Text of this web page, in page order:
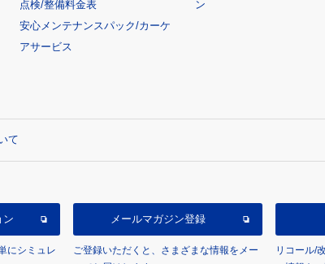
点検/整備料金表
安心メンテナンスパック/カーケ
アサービス
ン
て
ン
にシミュレ
メールマガジン登録
ご登録いただくと、さまざまな情報をメー
リコール/